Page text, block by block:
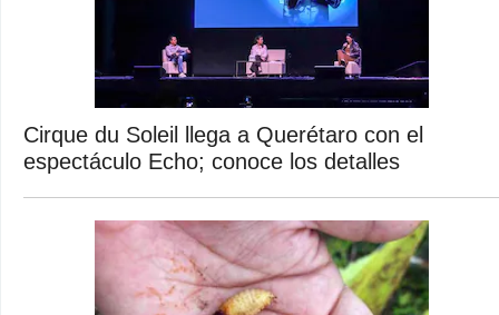
Cirque du Soleil llega a Querétaro con el
espectáculo Echo; conoce los detalles